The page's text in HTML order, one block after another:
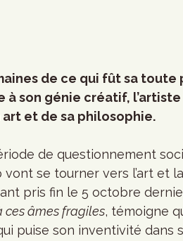
de ce qui fût sa
à son génie créatif,
et de sa philosophie.
de questionnement
vont se tourner vers l’art et
pris fin le 5 octobre
ces âmes fragiles, témoigne
puise son inventivité dans